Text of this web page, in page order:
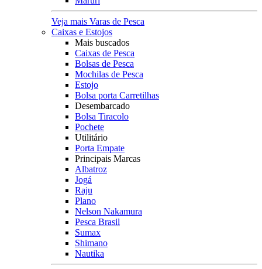
Veja mais Varas de Pesca
Caixas e Estojos
Mais buscados
Caixas de Pesca
Bolsas de Pesca
Mochilas de Pesca
Estojo
Bolsa porta Carretilhas
Desembarcado
Bolsa Tiracolo
Pochete
Utilitário
Porta Empate
Principais Marcas
Albatroz
Jogá
Raju
Plano
Nelson Nakamura
Pesca Brasil
Sumax
Shimano
Nautika